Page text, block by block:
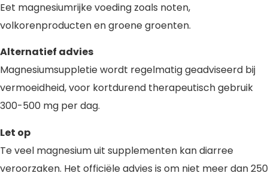
Eet magnesiumrijke voeding zoals noten,
volkorenproducten en groene groenten.
Alternatief advies
Magnesiumsuppletie wordt regelmatig geadviseerd bij
vermoeidheid, voor kortdurend therapeutisch gebruik
300-500 mg per dag.
Let op
Te veel magnesium uit supplementen kan diarree
veroorzaken. Het officiële advies is om niet meer dan 250